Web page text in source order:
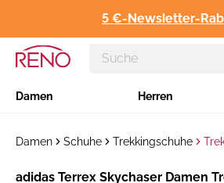
5 €-Newsletter-
Damen Herren
Damen Schuhe Trekkingschuhe
Hersteller:
adidas Terrex Skychaser Damen